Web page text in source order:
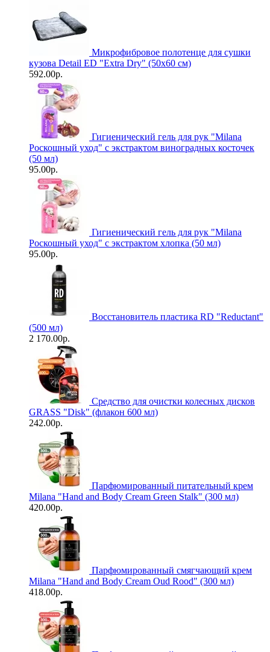
Микрофибровое полотенце для сушки
кузова Detail ED "Extra Dry" (50х60 см)
592.00р.
Гигиенический гель для рук "Milanа
Роскошный уход" с экстрактом виноградных косточек
(50 мл)
95.00р.
Гигиенический гель для рук "Milanа
Роскошный уход" с экстрактом хлопка (50 мл)
95.00р.
Восстановитель пластика RD "Reductant"
(500 мл)
2 170.00р.
Средство для очистки колесных дисков
GRASS "Disk" (флакон 600 мл)
242.00р.
Парфюмированный питательный крем
Milana "Hand and Body Cream Green Stalk" (300 мл)
420.00р.
Парфюмированный смягчающий крем
Milana "Hand and Body Cream Oud Rood" (300 мл)
418.00р.